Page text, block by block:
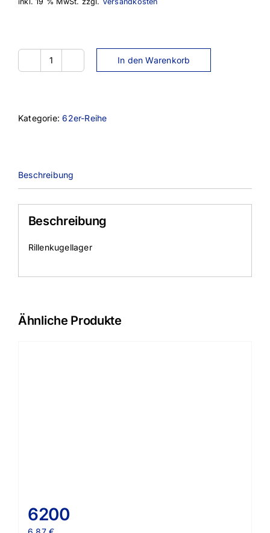
6206
In den Warenkorb
Kategorie:62er-Reihe
Beschreibung
Beschreibung
Rillenkugellager
Ähnliche Produkte
6200